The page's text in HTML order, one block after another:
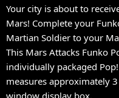
Your city is about to
Mars! Complete your
Martian Soldier to your
This Mars Attacks Funko
individually packaged
measures approximately
window display box.